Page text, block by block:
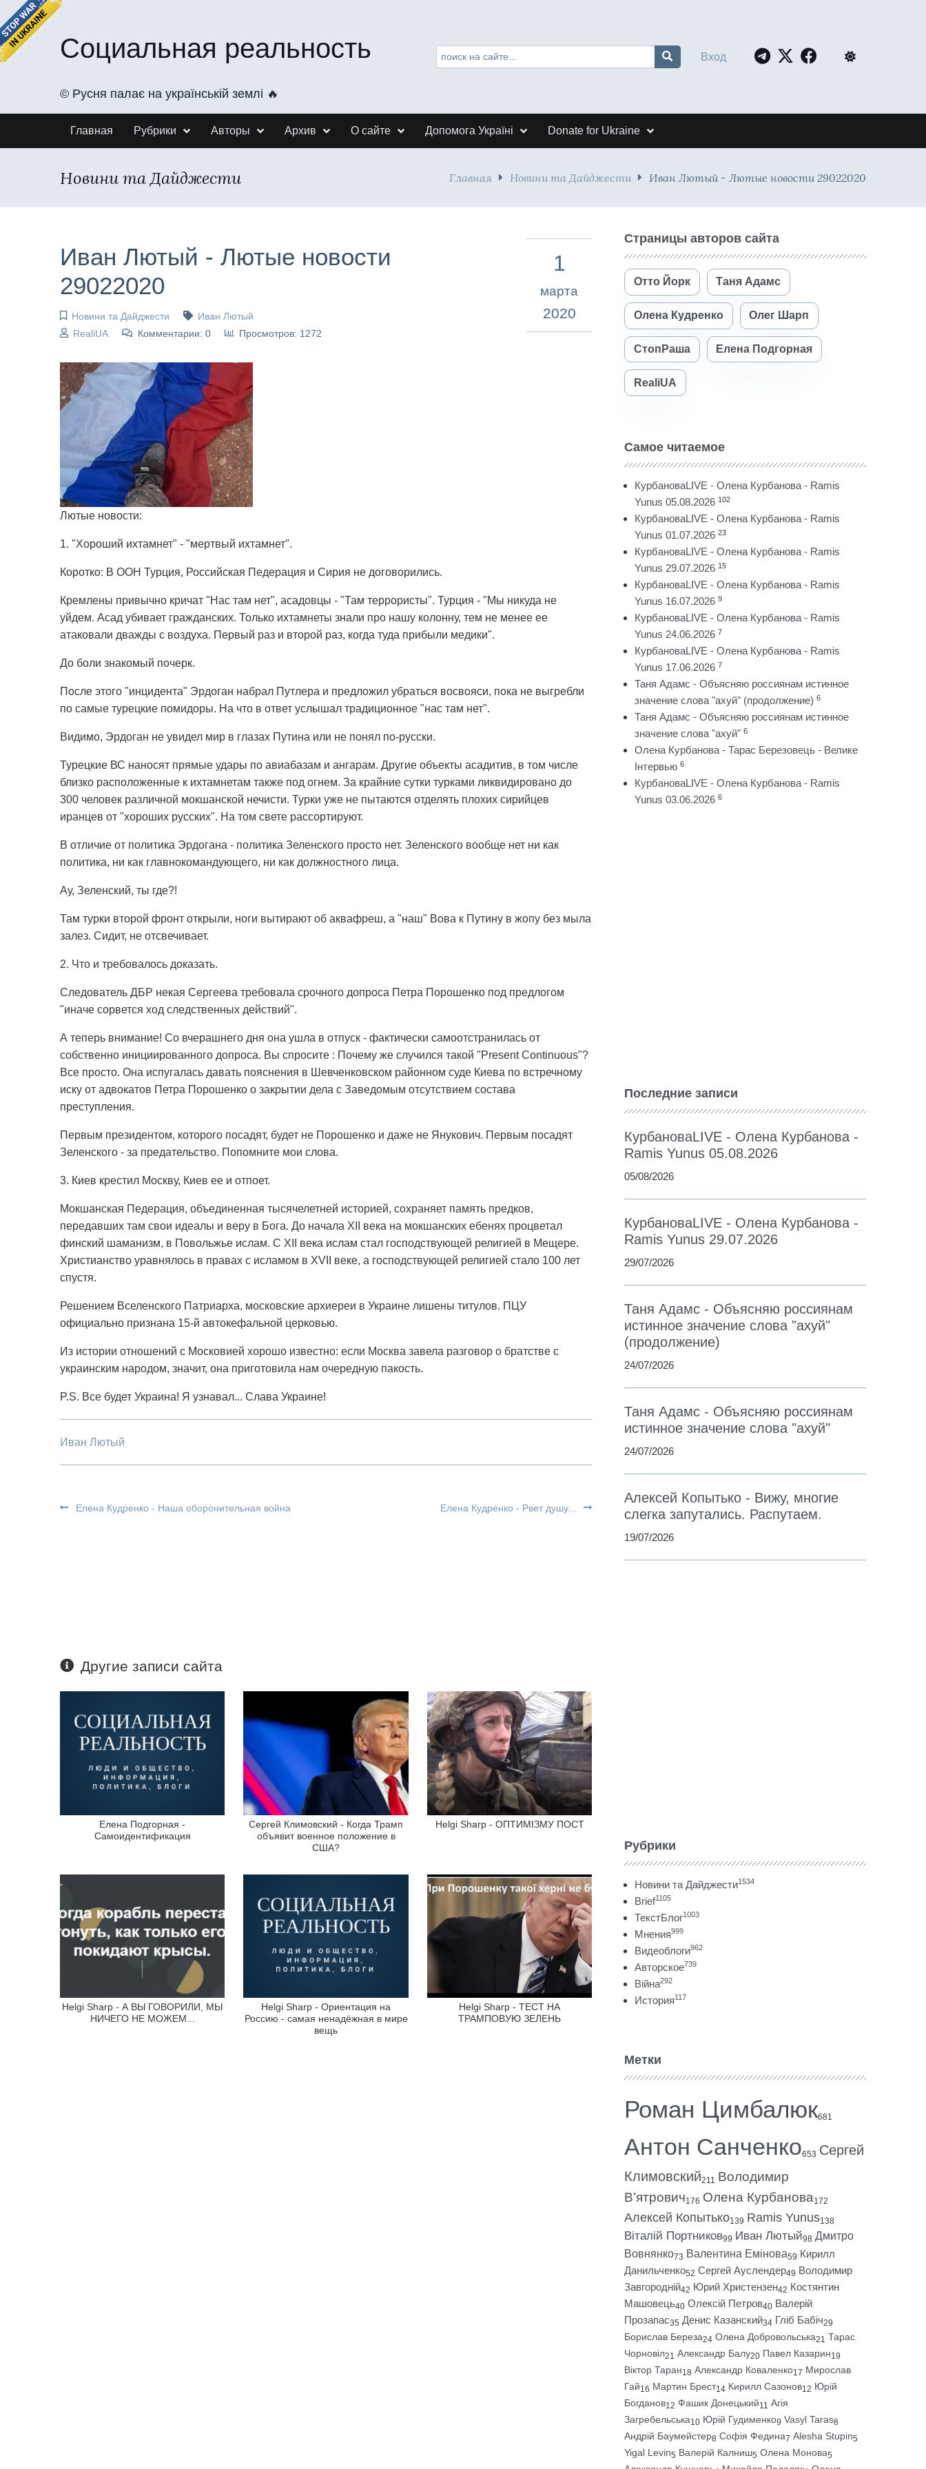
Социальная реальность
©️ Русня палає на українській землі 🔥
Вход
Главная Рубрики Авторы Архив О сайте Допомога Україні Donate for Ukraine
Новини та Дайджести Главная Новини та Дайджести Иван Лютый - Лютые новости 29022020
Иван Лютый - Лютые новости
29022020
Новини та Дайджести
Иван Лютый
RealiUA
Комментарии: 0 Просмотров: 1272
1
марта
2020
Лютые новости:
1. "Хороший ихтамнет" - "мертвый ихтамнет".
Коротко: В ООН Турция, Российская Педерация и Сирия не договорились.
Кремлены привычно кричат "Нас там нет", асадовцы - "Там террористы". Турция - "Мы никуда не
уйдем. Асад убивает гражданских. Только ихтамнеты знали про нашу колонну, тем не менее ее
атаковали дважды с воздуха. Первый раз и второй раз, когда туда прибыли медики".
До боли знакомый почерк.
После этого "инцидента" Эрдоган набрал Путлера и предложил убраться восвояси, пока не выгребли
по самые турецкие помидоры. На что в ответ услышал традиционное "нас там нет".
Видимо, Эрдоган не увидел мир в глазах Путина или не понял по-русски.
Турецкие ВС наносят прямые удары по авиабазам и ангарам. Другие объекты асадитив, в том числе
близко расположенные к ихтамнетам также под огнем. За крайние сутки турками ликвидировано до
300 человек различной мокшанской нечисти. Турки уже не пытаются отделять плохих сирийцев
иранцев от "хороших русских". На том свете рассортируют.
В отличие от политика Эрдогана - политика Зеленского просто нет. Зеленского вообще нет ни как
политика, ни как главнокомандующего, ни как должностного лица.
Ау, Зеленский, ты где?!
Там турки второй фронт открыли, ноги вытирают об аквафреш, а "наш" Вова к Путину в жопу без мыла
залез. Сидит, не отсвечивает.
2. Что и требовалось доказать.
Следователь ДБР некая Сергеева требовала срочного допроса Петра Порошенко под предлогом
"иначе сорвется ход следственных действий".
А теперь внимание! Со вчерашнего дня она ушла в отпуск - фактически самоотстранилась от
собственно инициированного допроса. Вы спросите : Почему же случился такой "Present Continuous"?
Все просто. Она испугалась давать пояснения в Шевченковском районном суде Киева по встречному
иску от адвокатов Петра Порошенко о закрытии дела с Заведомым отсутствием состава
преступления.
Первым президентом, которого посадят, будет не Порошенко и даже не Янукович. Первым посадят
Зеленского - за предательство. Попомните мои слова.
3. Киев крестил Москву, Киев ее и отпоет.
Мокшанская Педерация, объединенная тысячелетней историей, сохраняет память предков,
передавших там свои идеалы и веру в Бога. До начала ХІІ века на мокшанских ебенях процветал
финский шаманизм, в Повольжье ислам. С ХІІ века ислам стал господствующей религией в Мещере.
Христианство уравнялось в правах с исламом в XVII веке, а господствующей религией стало 100 лет
спустя.
Решением Вселенского Патриарха, московские архиереи в Украине лишены титулов. ПЦУ
официально признана 15-й автокефальной церковью.
Из истории отношений с Московией хорошо известно: если Москва завела разговор о братстве с
украинским народом, значит, она приготовила нам очередную пакость.
P.S. Все будет Украина! Я узнавал... Слава Украине!
Иван Лютый
Елена Кудренко - Наша оборонительная война Елена Кудренко - Рвет душу...
Другие записи сайта
Елена Подгорная -
Cамоидентификация
Сергей Климовский - Когда Трамп
объявит военное положение в
США?
Helgi Sharp - ОПТИМІЗМУ ПОСТ
Helgi Sharp - А ВЫ ГОВОРИЛИ, МЫ
НИЧЕГО НЕ МОЖЕМ...
Helgi Sharp - Ориентация на
Россию - самая ненадёжная в мире
вещь
Helgi Sharp - ТЕСТ НА
ТРАМПОВУЮ ЗЕЛЕНЬ
Страницы авторов сайта
Отто Йорк Таня Адамс
Олена Кудренко Олег Шарп
СтопРаша Елена Подгорная
RealiUA
Самое читаемое
КурбановаLIVE - Олена Курбанова - Ramis
Yunus 05.08.2026 102
КурбановаLIVE - Олена Курбанова - Ramis
Yunus 01.07.2026 23
КурбановаLIVE - Олена Курбанова - Ramis
Yunus 29.07.2026 15
КурбановаLIVE - Олена Курбанова - Ramis
Yunus 16.07.2026 9
КурбановаLIVE - Олена Курбанова - Ramis
Yunus 24.06.2026 7
КурбановаLIVE - Олена Курбанова - Ramis
Yunus 17.06.2026 7
Таня Адамс - Объясняю россиянам истинное
значение слова "ахуй" (продолжение) 6
Таня Адамс - Объясняю россиянам истинное
значение слова "ахуй" 6
Олена Курбанова - Тарас Березовець - Велике
Інтервью 6
КурбановаLIVE - Олена Курбанова - Ramis
Yunus 03.06.2026 6
Последние записи
КурбановаLIVE - Олена Курбанова -
Ramis Yunus 05.08.2026
05/08/2026
КурбановаLIVE - Олена Курбанова -
Ramis Yunus 29.07.2026
29/07/2026
Таня Адамс - Объясняю россиянам
истинное значение слова "ахуй"
(продолжение)
24/07/2026
Таня Адамс - Объясняю россиянам
истинное значение слова "ахуй"
24/07/2026
Алексей Копытько - Вижу, многие
слегка запутались. Распутаем.
19/07/2026
Рубрики
Новини та Дайджести1534
Brief1105
ТекстБлог1003
Мнения999
Видеоблоги962
Авторское739
Війна292
История117
Метки
Роман Цимбалюк681
Антон Санченко653 Сергей
Климовский211 Володимир
В’ятрович176 Олена Курбанова172
Алексей Копытько139 Ramis Yunus138
Віталій Портников99 Иван Лютый98 Дмитро
Вовнянко73 Валентина Емінова59 Кирилл
Данильченко52 Сергей Ауслендер49 Володимир
Завгородній42 Юрий Христензен42 Костянтин
Машовець40 Олексій Петров40 Валерій
Прозапас35 Денис Казанский34 Гліб Бабіч29
Борислав Береза24 Олена Добровольська21 Тарас
Чорновіл21 Александр Балу20 Павел Казарин19
Віктор Таран18 Александр Коваленко17 Мирослав
Гай16 Мартин Брест14 Кирилл Сазонов12 Юрій
Богданов12 Фашик Донецький11 Агія
Загребельська10 Юрій Гудименко9 Vasyl Taras8
Андрій Баумейстер8 Софія Федина7 Alesha Stupin5
Yigal Levin5 Валерій Калниш5 Олена Монова5